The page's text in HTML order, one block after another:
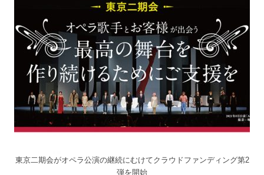
東京二期会がオペラ公演の継続にむけてクラウドファンディング第2
弾を開始